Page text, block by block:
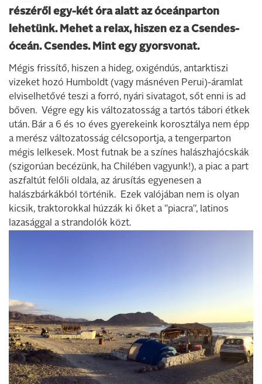
részéről egy-két óra alatt az óceánparton
lehetünk. Mehet a relax, hiszen ez a Csendes-
óceán. Csendes. Mint egy gyorsvonat.
Mégis frissítő, hiszen a hideg, oxigéndús, antarktiszi
vizeket hozó Humboldt (vagy másnéven Perui)-áramlat
elviselhetővé teszi a forró, nyári sivatagot, sőt enni is ad
bőven. Végre egy kis változatosság a tartós tábori étkek
után. Bár a 6 és 10 éves gyerekeink korosztálya nem épp
a merész változatosság célcsoportja, a tengerparton
mégis lelkesek. Most futnak be a színes halászhajócskák
(szigorúan becézünk, ha Chilében vagyunk!), a piac a part
aszfaltút felőli oldala, az árusítás egyenesen a
halászbárkákból történik. Ezek valójában nem is olyan
kicsik, traktorokkal húzzák ki őket a "piacra", latinos
lazasággal a strandolók közt.